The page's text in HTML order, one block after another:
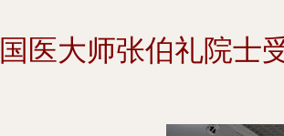
国医大师张伯礼院士